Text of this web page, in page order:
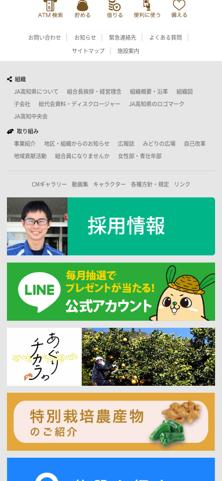
お問い合わせ お知らせ 緊急連絡先 よくある質問
サイトマップ 施設案内
組織
JA高知県について 組合長挨拶・経営理念 組織概要・沿革 組織図
子会社 総代会資料・ディスクロージャー JA高知県のロゴマーク
JA高知中央会
取り組み
事業紹介 地区・組織からのお知らせ 広報誌 みどりの広場 自己改革
地域貢献活動 組合員になりませんか 女性部・青壮年部
CMギャラリー 動画集 キャラクター 各種方針・規定 リンク